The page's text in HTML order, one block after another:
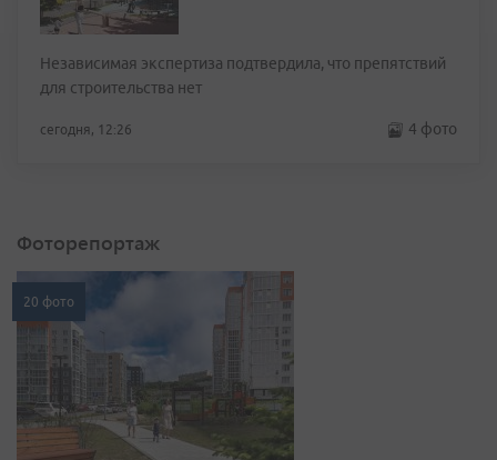
Независимая экспертиза подтвердила, что препятствий
для строительства нет
сегодня, 12:26 4 фото
Фоторепортаж
20 фото